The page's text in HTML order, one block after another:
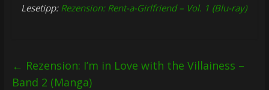
Lesetipp: Rezension: Rent-a-Girlfriend – Vol. 1 (Blu-ray)
← Rezension: I’m in Love with the Villainess –
Band 2 (Manga)